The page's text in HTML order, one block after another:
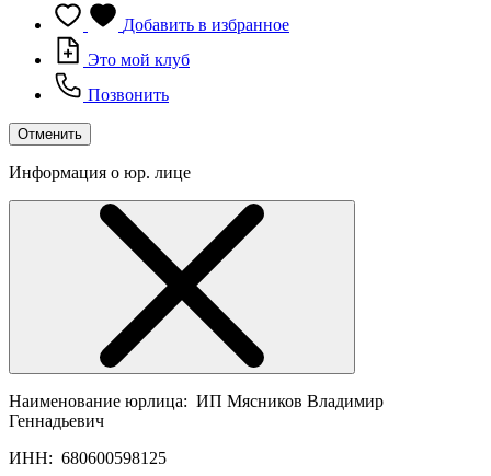
Добавить в избранное
Это мой клуб
Позвонить
Отменить
Информация о юр. лице
Наименование юрлица: ИП Мясников Владимир
Геннадьевич
ИНН: 680600598125